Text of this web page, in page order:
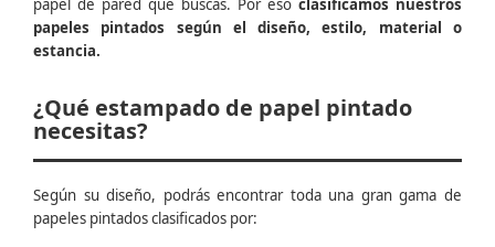
papel de pared que buscas. Por eso clasificamos nuestros
papeles pintados según el diseño, estilo, material o
estancia.
¿Qué estampado de papel pintado
necesitas?
Según su diseño, podrás encontrar toda una gran gama de
papeles pintados clasificados por: